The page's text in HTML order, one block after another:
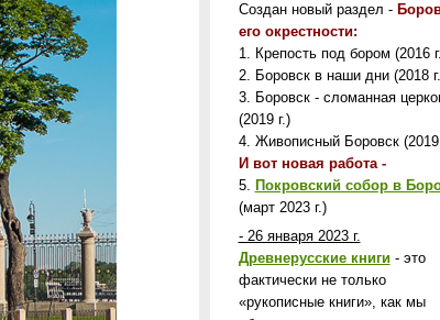
Создан новый раздел -
его окрестности:
1. Крепость под бором (2016
2. Боровск в наши дни (2018
3. Боровск - сломанная
(2019 г.)
4. Живописный Боровск (2019
И вот новая работа -
5. Покровский собор в
(март 2023 г.)
- 26 января 2023 г.
Древнерусские книги- это
фактически не только
«рукописные книги», как мы